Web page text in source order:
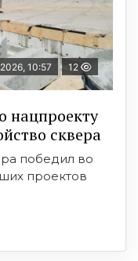
10:57 12
нацпроекту
сквера
победил во
проектов